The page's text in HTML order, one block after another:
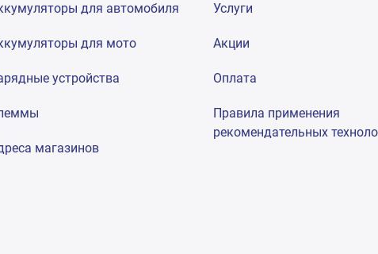
для автомобиля
для мото
устройства
магазинов
Услуги
Акции
Оплата
Правила применения
рекомендательных